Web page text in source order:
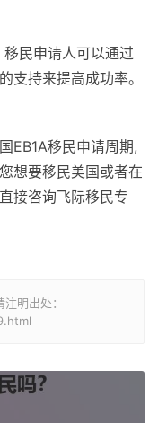
民申请人可以通过
支持来提高成功率。
EB1A移民申请周期,
想要移民美国或者在
接咨询飞际移民专
明出处：